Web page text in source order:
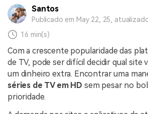
Santos
Publicado em May 22, 25,
16 min(s)
Com a crescente popularidade das
de TV, pode ser difícil decidir qual site
um dinheiro extra. Encontrar uma
séries de TV em HD sem pesar no
prioridade.